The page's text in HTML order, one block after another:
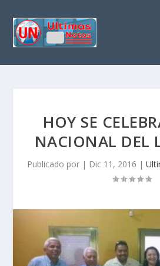
HOY SE
NACIONAL DEL
Publicado por | Dic 11, 2016 |